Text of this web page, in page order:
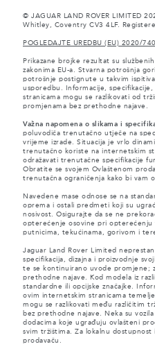
© JAGUAR LAND ROVER LIMITED
Whitley, Coventry CV3 4LF.
POGLEDAJTE UREDBU (EU) 2020/
Prikazane brojke rezultat su
zakonima EU-a. Stvarna potrošnja
potrošnje postignute u takvim
usporedbu. Informacije,
stranicama mogu se razlikovati od
promjenama bez prethodne najave.
Važna napomena o slikama i
poluvodiča trenutačno utječe na
vrijeme izrade. Situacija je vrlo
trenutačno koriste na internetskim
odražavati trenutačne specifikacije
Obratite se svojem Ovlaštenom
trenutačna ograničenja kako bi vam
Navedene mase odnose se na
oprema i ostali predmeti koji su
nosivost. Osigurajte da se ne
opterećenje osovine pri opterećenju
putnicima, tekućinama, gorivom i
Jaguar Land Rover Limited
specifikacija, dizajna i proizvodnje
te se kontinuirano uvode promjene;
prethodne najave. Kod modela iz
standardne ili opcijske značajke.
ovim internetskim stranicama
mogu se razlikovati među različitim
bez prethodne najave. Neka su
dodacima koje ugrađuju ovlašteni
svim tržištima. Za lokalnu
prodavaču.